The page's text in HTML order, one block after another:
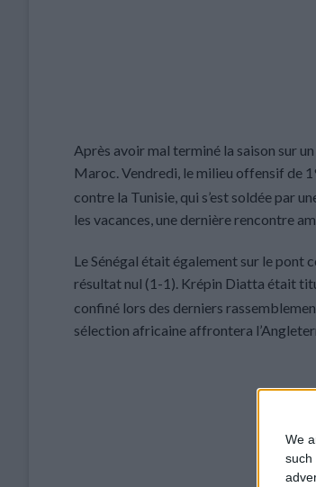
We
such
Après avoir mal terminé la saison sur
Maroc. Vendredi, le milieu offensif de
contre la Tunisie, qui s’est soldée par
les vacances, une dernière rencontre
Le Sénégal était également sur le pont
résultat nul (1-1). Krépin Diatta était
confiné lors des derniers
sélection africaine affrontera